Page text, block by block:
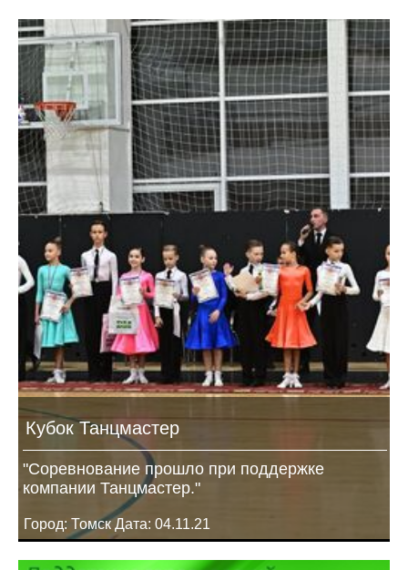
Кубок Танцмастер
"Соревнование прошло при поддержке
компании Танцмастер."
Город: Томск Дата: 04.11.21